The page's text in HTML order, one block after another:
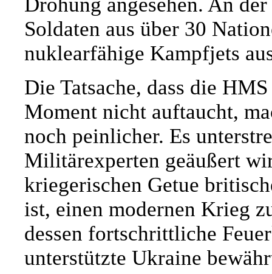
Soldaten aus über 30
nuklearfähige Kampfjets
Die Tatsache, dass die
Moment nicht auftaucht,
noch peinlicher. Es
Militärexperten geäußert
kriegerischen Getue
ist, einen modernen Krieg
dessen fortschrittliche
unterstützte Ukraine